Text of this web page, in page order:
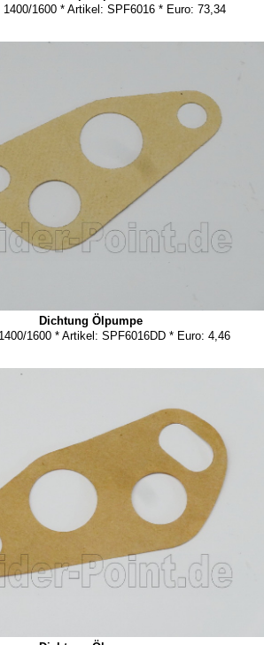
1400/1600 * Artikel: SPF6016 * Euro: 73,34
Dichtung Ölpumpe
1600 * Artikel: SPF6016DD * Euro: 4,46